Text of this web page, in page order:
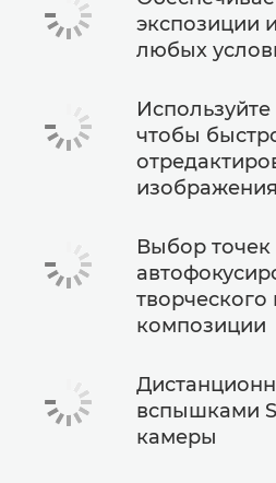
экспозиции
любых
чтобы
Выбор точек
композиции
вспышками
камеры